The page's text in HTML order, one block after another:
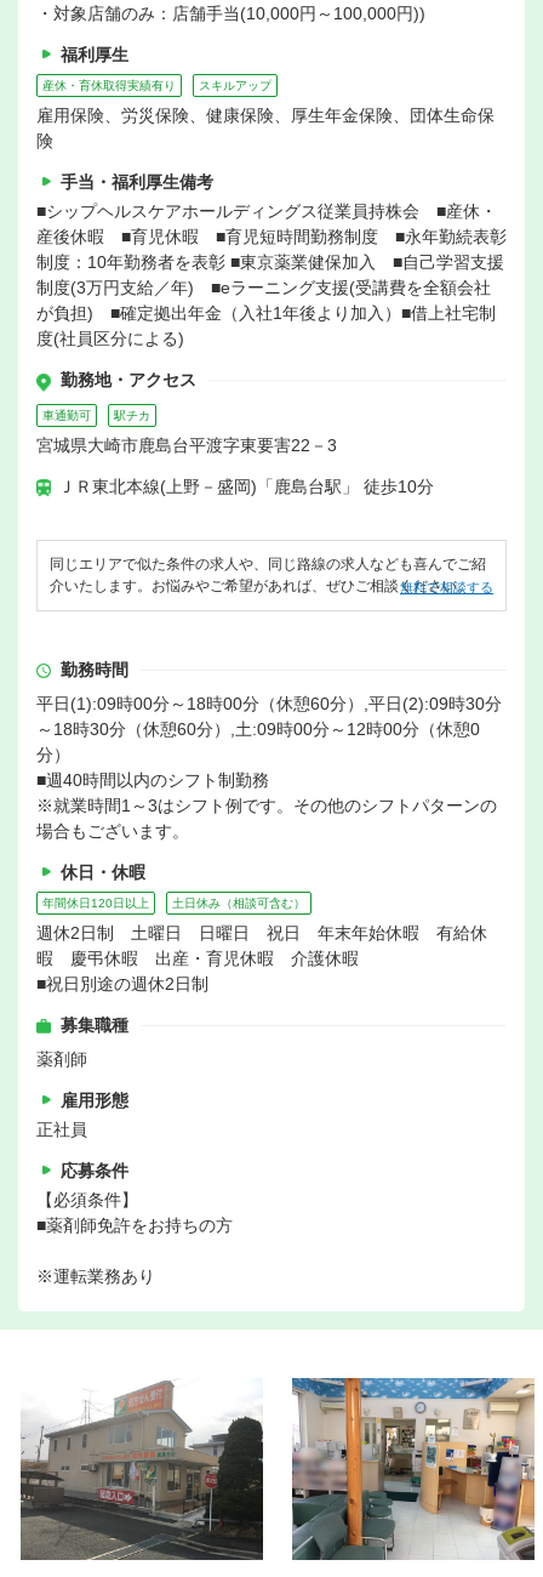
・対象店舗のみ：店舗手当(10,000円～100,000円))
福利厚生
産休・育休取得実績有り スキルアップ
雇用保険、労災保険、健康保険、厚生年金保険、団体生命保
険
手当・福利厚生備考
■シップヘルスケアホールディングス従業員持株会 ■産休・
産後休暇 ■育児休暇 ■育児短時間勤務制度 ■永年勤続表彰
制度：10年勤務者を表彰 ■東京薬業健保加入 ■自己学習支援
制度(3万円支給／年) ■eラーニング支援(受講費を全額会社
が負担) ■確定拠出年金（入社1年後より加入）■借上社宅制
度(社員区分による)
勤務地・アクセス
車通勤可 駅チカ
宮城県大崎市鹿島台平渡字東要害22－3
ＪＲ東北本線(上野－盛岡)「鹿島台駅」 徒歩10分
同じエリアで似た条件の求人や、同じ路線の求人なども喜んでご紹
介いたします。お悩みやご希望があれば、ぜひご相談ください。
無料で相談する
勤務時間
平日(1):09時00分～18時00分（休憩60分）,平日(2):09時30分
～18時30分（休憩60分）,土:09時00分～12時00分（休憩0
分）
■週40時間以内のシフト制勤務
※就業時間1～3はシフト例です。その他のシフトパターンの
場合もございます。
休日・休暇
年間休日120日以上 土日休み（相談可含む）
週休2日制 土曜日 日曜日 祝日 年末年始休暇 有給休
暇 慶弔休暇 出産・育児休暇 介護休暇
■祝日別途の週休2日制
募集職種
薬剤師
雇用形態
正社員
応募条件
【必須条件】
■薬剤師免許をお持ちの方
※運転業務あり